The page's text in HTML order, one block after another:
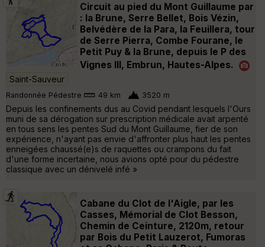
Circuit au pied du Mont Guillaume par
: la Brune, Serre Bellet, Bois Vézin,
Belvédère de la Para, la Feuillera, tour
de Serre Pierra, Combe Fourane, le
Petit Puy & la Brune, depuis le P des
Vignes III, Embrun, Hautes-Alpes.
Saint-Sauveur
Randonnée Pédestre 49 km 3520 m
Depuis les confinements dus au Covid pendant lesquels l'Ours
muni de sa dérogation sur prescription médicale avait arpenté
en tous sens les pentes Sud du Mont Guillaume, fier de son
expérience, n'ayant pas envie d'affronter plus haut les pentes
enneigées chaussé(e)s de raquettes ou crampons du fait
d'une forme incertaine, nous avions opté pour du pédestre
classique avec un dénivelé infé »
Cabane du Clot de l'Aigle, par les
Casses, Mémorial de Clot Besson,
Chemin de Ceinture, 2120m, retour
par Bois du Petit Lauzerot, Fumoras